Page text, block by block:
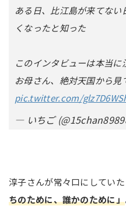
ある日、比江島が来てな
くなったと知った
このインタビューは本当に
お母さん、絶対天国から見
pic.twitter.com/
— いちご
淳子さんが常々口にしていた
ちのために、誰かのために」